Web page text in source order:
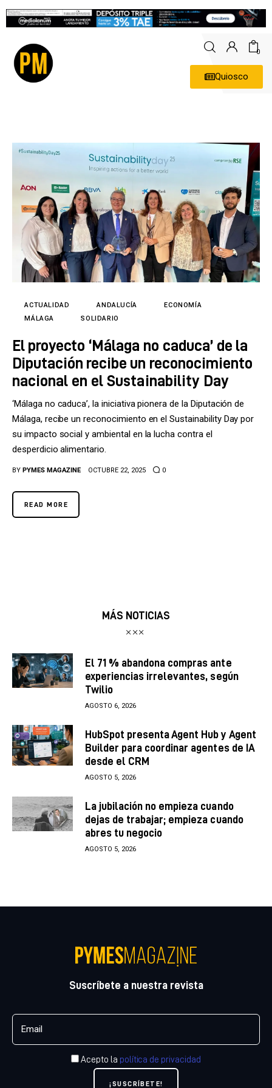
0
Quiosco
Economía
Entrevistas
Expertos
Tecnología
Cultura
Directorio
ACTUALIDAD ANDALUCÍA
ECONOMÍA
MÁLAGA
SOLIDARIO
El proyecto ‘Málaga no caduca’ de la
Diputación recibe un reconocimiento
nacional en el Sustainability Day
‘Málaga no caduca’, la iniciativa pionera de la Diputación de
Málaga, recibe un reconocimiento en el Sustainability Day por
su impacto social y ambiental en la lucha contra el
desperdicio alimentario.
BY PYMES MAGAZINE OCTUBRE 22, 2025 0
READ MORE
MÁS NOTICIAS
El 71 % abandona compras ante
experiencias irrelevantes, según
Twilio
AGOSTO 6, 2026
HubSpot presenta Agent Hub y Agent
Builder para coordinar agentes de IA
desde el CRM
AGOSTO 5, 2026
La jubilación no empieza cuando
dejas de trabajar; empieza cuando
abres tu negocio
AGOSTO 5, 2026
Suscríbete a nuestra revista
Acepto la política de privacidad